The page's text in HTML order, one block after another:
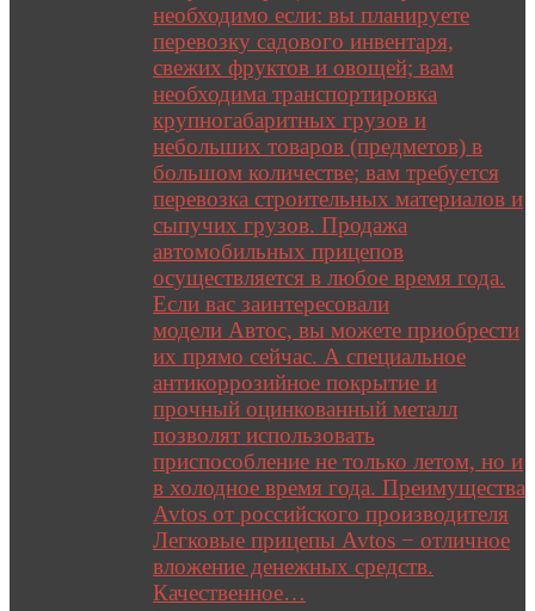
необходимо если: вы планируете
перевозку садового инвентаря,
свежих фруктов и овощей; вам
необходима транспортировка
крупногабаритных грузов и
небольших товаров (предметов) в
большом количестве; вам требуется
перевозка строительных материалов и
сыпучих грузов. Продажа
автомобильных прицепов
осуществляется в любое время года.
Если вас заинтересовали
модели Автос, вы можете приобрести
их прямо сейчас. А специальное
антикоррозийное покрытие и
прочный оцинкованный металл
позволят использовать
приспособление не только летом, но и
в холодное время года. Преимущества
Avtos от российского производителя
Легковые прицепы Avtos − отличное
вложение денежных средств.
Качественное…